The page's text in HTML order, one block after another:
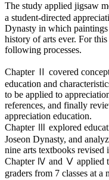
The study applied jigsaw
a student-directed
Dynasty in which
history of arts ever. For
following processes.
Chapter Ⅱ covered
education and
to be applied to
references, and finally
appreciation education.
Chapter Ⅲ explored
Joseon Dynasty, and
nine arts textbooks revised
Chapter Ⅳ and Ⅴ applied
graders from 7 classes at